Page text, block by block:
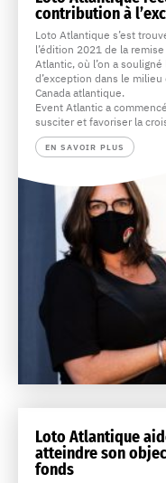
contribution à
Loto Atlantique s’est
l’édition 2021 de la
Atlantic, où l’on a
d’exception dans le milieu
Canada atlantique.
Event Atlantic a
susciter et favoriser la
EN SAVOIR PLUS
Loto Atlantique
atteindre son
fonds